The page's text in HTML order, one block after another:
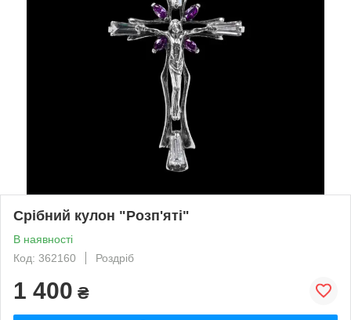
Срібний кулон "Розп'яті"
В наявності
Код: 362160
Роздріб
1 400 ₴